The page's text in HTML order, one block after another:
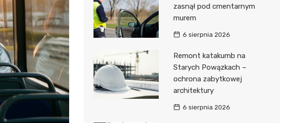
zasnął pod cmentarnym
murem
6 sierpnia 2026
Remont katakumb na
Starych Powązkach –
ochrona zabytkowej
architektury
6 sierpnia 2026